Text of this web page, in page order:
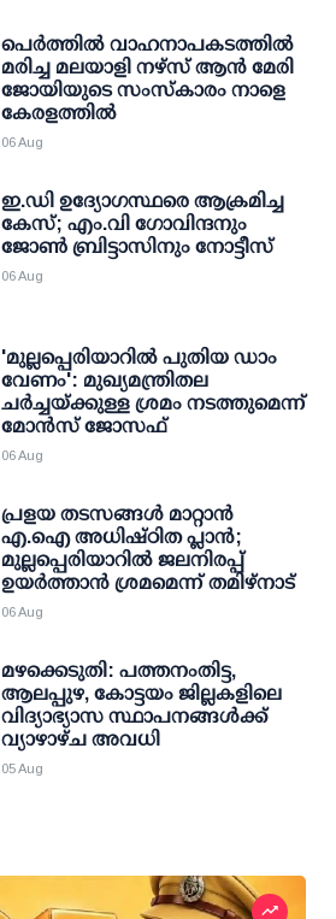
പെർത്തിൽ വാഹനാപകടത്തിൽ
മരിച്ച മലയാളി നഴ്സ് ആൻ മേരി
ജോയിയുടെ സംസ്കാരം നാളെ
കേരളത്തിൽ
06 Aug
ഇ.ഡി ഉദ്യോഗസ്ഥരെ ആക്രമിച്ച
കേസ്; എം.വി ഗോവിന്ദനും
ജോണ്‍ ബ്രിട്ടാസിനും നോട്ടീസ്
06 Aug
'മുല്ലപ്പെരിയാറില്‍ പുതിയ ഡാം
വേണം': മുഖ്യമന്ത്രിതല
ചര്‍ച്ചയ്ക്കുള്ള ശ്രമം നടത്തുമെന്ന്
മോന്‍സ് ജോസഫ്
06 Aug
പ്രളയ തടസങ്ങള്‍ മാറ്റാന്‍
എ.ഐ അധിഷ്ഠിത പ്ലാന്‍;
മുല്ലപ്പെരിയാറില്‍ ജലനിരപ്പ്
ഉയര്‍ത്താന്‍ ശ്രമമെന്ന് തമിഴ്നാട്
06 Aug
മഴക്കെടുതി: പത്തനംതിട്ട,
ആലപ്പുഴ, കോട്ടയം ജില്ലകളിലെ
വിദ്യാഭ്യാസ സ്ഥാപനങ്ങള്‍ക്ക്
വ്യാഴാഴ്ച അവധി
05 Aug